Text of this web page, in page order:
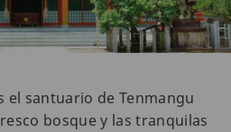
el santuario de Tenmangu
bosque y las tranquilas